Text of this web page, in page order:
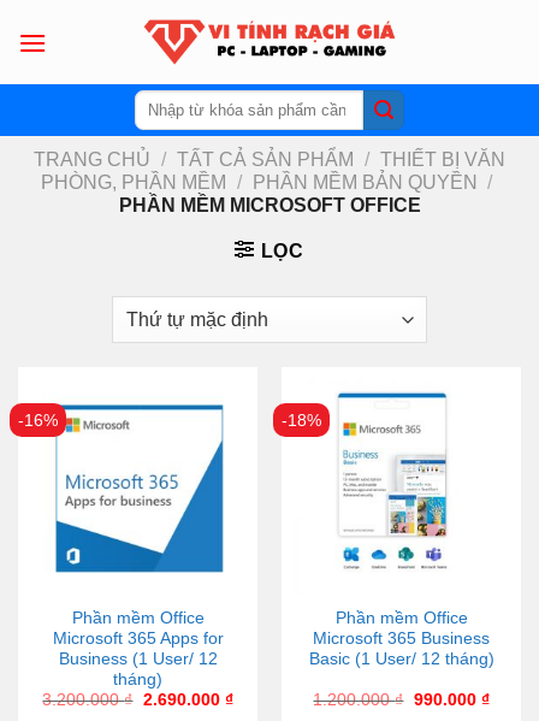
Tìm
kiếm:
TRANG CHỦ / TẤT CẢ SẢN PHẨM / THIẾT BỊ VĂN
PHÒNG, PHẦN MỀM
/ PHẦN MỀM BẢN QUYỀN
/
PHẦN MỀM MICROSOFT OFFICE
LỌC
-16%
Phần mềm Office
Microsoft 365 Apps for
Business (1 User/ 12
tháng)
3.200.000₫ 2.690.000 ₫
-18%
Phần mềm Office
Microsoft 365 Business
Basic (1 User/ 12 tháng)
1.200.000₫ 990.000 ₫